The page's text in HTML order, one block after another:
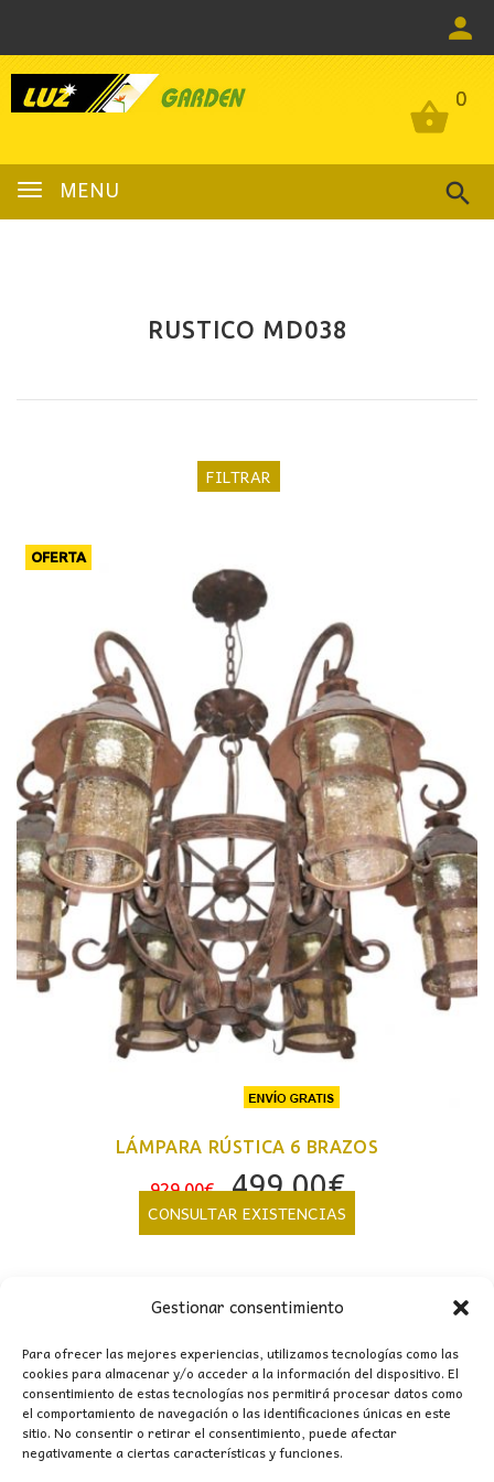
Gestionar consentimiento
Para ofrecer las mejores experiencias, utilizamos tecnologías como las
cookies para almacenar y/o acceder a la información del dispositivo. El
consentimiento de estas tecnologías nos permitirá procesar datos como
el comportamiento de navegación o las identificaciones únicas en este
sitio. No consentir o retirar el consentimiento, puede afectar
negativamente a ciertas características y funciones.
0
MENU
0
RUSTICO MD038
FILTRAR
OFERTA
LÁMPARA RÚSTICA 6 BRAZOS
929,00€
El
precio
original
929,00€.
499,00€El
precio
actual
499,00€.
CONSULTAR EXISTENCIAS
CONTACTO
MI CUENTA